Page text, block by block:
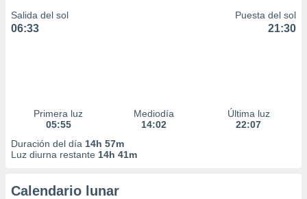
Salida del sol
06:33
Puesta del sol
21:30
Primera luz
05:55
Mediodía
14:02
Última luz
22:07
Duración del día 14h 57m
Luz diurna restante 14h 41m
Calendario lunar